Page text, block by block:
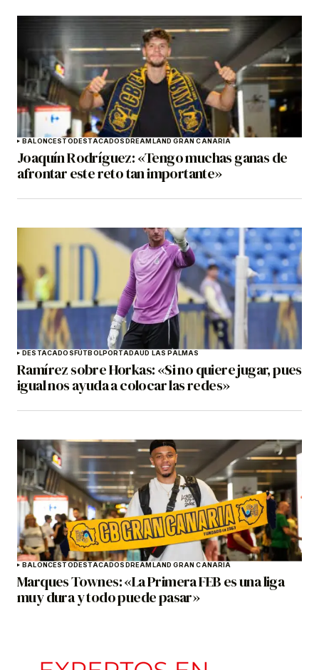
BALONCESTODESTACADOSDREAMLAND GRAN CANARIA
Joaquín Rodríguez: «Tengo muchas ganas de
afrontar este reto tan importante»
DESTACADOSFÚTBOLPORTADAUD LAS PALMAS
Ramírez sobre Horkas: «Si no quiere jugar, pues
igual nos ayuda a colocar las redes»
BALONCESTODESTACADOSDREAMLAND GRAN CANARIA
Marques Townes: «La Primera FEB es una liga
muy dura y todo puede pasar»